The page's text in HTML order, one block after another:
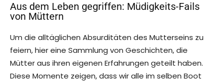
Aus dem Leben gegriffen: Müdigkeits-Fails
von Müttern
Um die alltäglichen Absurditäten des Mutterseins zu
feiern, hier eine Sammlung von Geschichten, die
Mütter aus ihren eigenen Erfahrungen geteilt haben.
Diese Momente zeigen, dass wir alle im selben Boot